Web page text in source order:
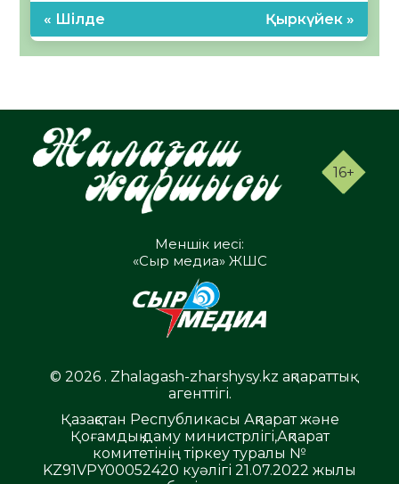
« Шілде Қыркүйек »
16+
Меншік иесі:
«Сыр медиа» ЖШС
© 2026 . Zhalagash-zharshysy.kz ақпараттық
агенттігі.
Қазақстан Республикасы Ақпарат және
Қоғамдық даму министрлігі,Ақпарат
комитетінің тіркеу туралы №
KZ91VPY00052420 куәлігі 21.07.2022 жылы